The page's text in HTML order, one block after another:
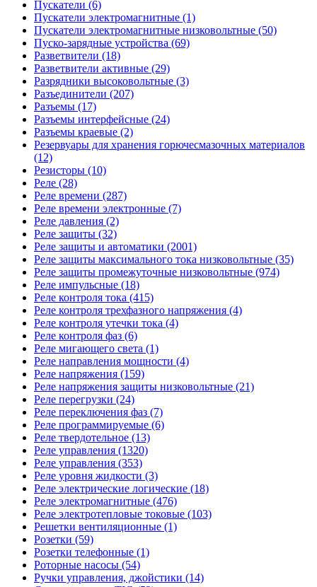
Пускатели (6)
Пускатели электромагнитные (1)
Пускатели электромагнитные низковольтные (50)
Пуско-зарядные устройства (69)
Разветвители (18)
Разветвители активные (29)
Разрядники высоковольтные (3)
Разъединители (207)
Разъемы (17)
Разъемы интерфейсные (24)
Разъемы краевые (2)
Резервуары для хранения горючесмазочных материалов
(12)
Резисторы (10)
Реле (28)
Реле времени (287)
Реле времени электронные (7)
Реле давления (2)
Реле защиты (32)
Реле защиты и автоматики (2001)
Реле защиты максимального тока низковольтные (35)
Реле защиты промежуточные низковольтные (974)
Реле импульсные (18)
Реле контроля тока (415)
Реле контроля трехфазного напряжения (4)
Реле контроля утечки тока (4)
Реле контроля фаз (6)
Реле мигающего света (1)
Реле направления мощности (4)
Реле напряжения (159)
Реле напряжения защиты низковольтные (21)
Реле перегрузки (24)
Реле переключения фаз (7)
Реле программируемые (6)
Реле твердотельное (13)
Реле управления (1320)
Реле управления (353)
Реле уровня жидкости (3)
Реле электрические логические (18)
Реле электромагнитные (476)
Реле электротепловые токовые (103)
Решетки вентиляционные (1)
Розетки (59)
Розетки телефонные (1)
Роторные насосы (54)
Ручки управления, джойстики (14)